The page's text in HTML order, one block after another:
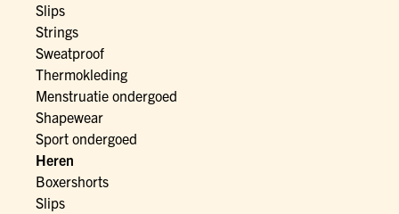
Slips
Strings
Sweatproof
Thermokleding
Menstruatie ondergoed
Shapewear
Sport ondergoed
Heren
Boxershorts
Slips